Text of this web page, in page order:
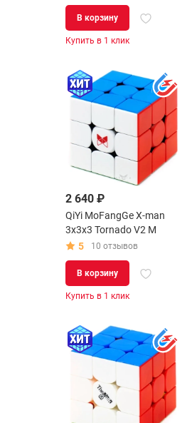
В корзину
Купить в 1 клик
2 640 ₽
QiYi MoFangGe X-man
3x3x3 Tornado V2 M
5
10 отзывов
В корзину
Купить в 1 клик